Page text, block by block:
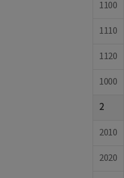
1100
1110
1120
1000
2
2010
2020